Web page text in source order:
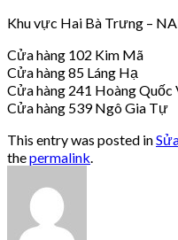
Khu vực Hai Bà Trưng –
Cửa hàng 102 Kim Mã
Cửa hàng 85 Láng Hạ
Cửa hàng 241 Hoàng Quốc
Cửa hàng 539 Ngô Gia Tự
This entry was posted in
thepermalink